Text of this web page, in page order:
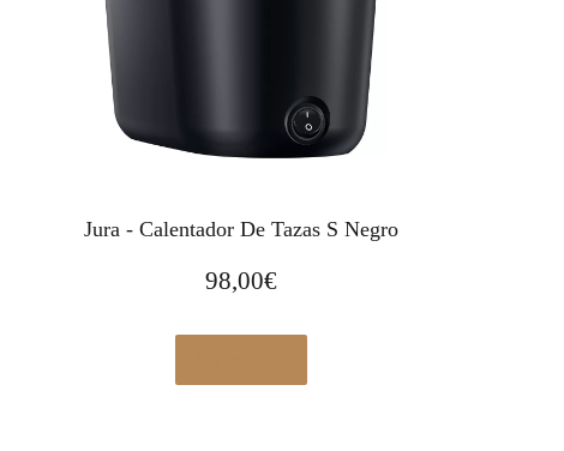
Jura - Calentador De Tazas S Negro
98,00€